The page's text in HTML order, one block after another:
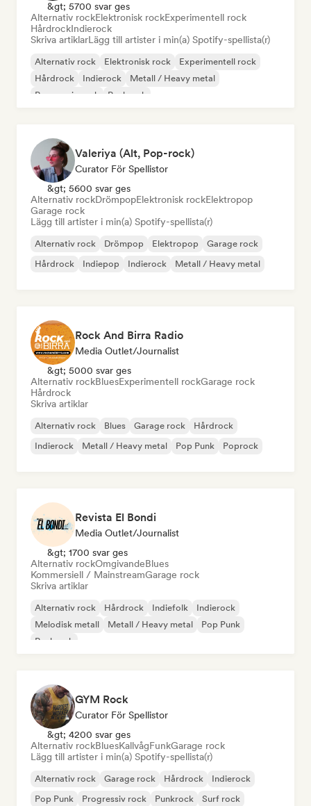
&gt; 5700 svar ges
Alternativ rockElektronisk rockExperimentell rock
HårdrockIndierock
Skriva artiklarLägg till artister i min(a) Spotify-spellista(r)
Alternativ rock Elektronisk rock
Experimentell rock
Hårdrock
Indierock
Metall / Heavy metal
Progressiv rock
Punkrock
Valeriya (Alt, Pop-rock)
Curator För Spellistor
&gt; 5600 svar ges
Alternativ rockDrömpopElektronisk rockElektropop
Garage rock
Lägg till artister i min(a) Spotify-spellista(r)
Alternativ rock Drömpop Elektropop
Garage rock
Hårdrock
Indiepop Indierock Metall / Heavy metal
Rock And Birra Radio
Media Outlet/Journalist
&gt; 5000 svar ges
Alternativ rockBluesExperimentell rockGarage rock
Hårdrock
Skriva artiklar
Alternativ rock Blues Garage rock
Hårdrock
Indierock
Metall / Heavy metal Pop Punk Poprock
Revista El Bondi
Media Outlet/Journalist
&gt; 1700 svar ges
Alternativ rockOmgivandeBlues
Kommersiell / MainstreamGarage rock
Skriva artiklar
Alternativ rock Hårdrock Indiefolk
Indierock
Melodisk metall
Metall / Heavy metal
Pop Punk
Punkrock
GYM Rock
Curator För Spellistor
&gt; 4200 svar ges
Alternativ rockBluesKallvågFunkGarage rock
Lägg till artister i min(a) Spotify-spellista(r)
Alternativ rock Garage rock Hårdrock
Indierock
Pop Punk
Progressiv rock Punkrock Surf rock